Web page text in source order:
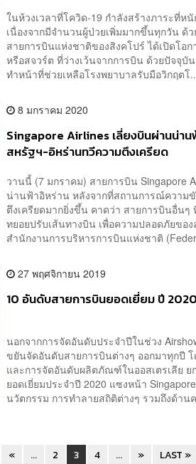
ในห้วงเวลาที่โควิด-19 กำลังสร้างภาระที่ห
เนื่องจากมีจำนวนผู้ป่วยเพิ่มมากขึ้นทุกวัน ด้ว
สายการบินแห่งชาติของสิงคโปร์ ได้เปิดโอก
หรือสจวร์ต ที่ว่างเว้นจากการบิน ด้วยปัจจุบั
ทำหน้าที่ช่วยเหลือโรงพยาบาลรับมือวิกฤตโ
8 มกราคม 2020
Singapore Airlines เลี่ยงบินผ่านน่า
สหรัฐฯ-อิหร่านทวีความตึงเครียด
วานนี้ (7 มกราคม) สายการบิน Singapore
น่านฟ้าอิหร่าน หลังจากที่สถานการณ์ความ
ตึงเครียดมากยิ่งขึ้น คาดว่า สายการบินอื่น
ทยอยปรับเส้นทางบิน เพื่อความปลอดภัยข
สำนักงานการบริหารการบินแห่งชาติ
27 พฤศจิกายน 2019
10 อันดับสายการบินยอดเยี่ยม ปี
นอกจากการจัดอันดับประจำปีในช่วง
ขยันจัดอันดับสายการบินต่างๆ ออกมาทุกปี
และการจัดอันดับผลิตภัณฑ์ในออสเตรเลีย ย
ยอดเยี่ยมประจำปี 2020 แซงหน้า
นวัตกรรม การทำลายสถิติต่างๆ รวมถึงด้าน
« ... 2 3 4 ... » LAST »